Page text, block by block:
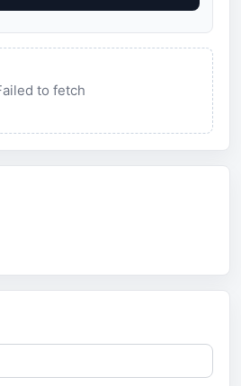
to fetch